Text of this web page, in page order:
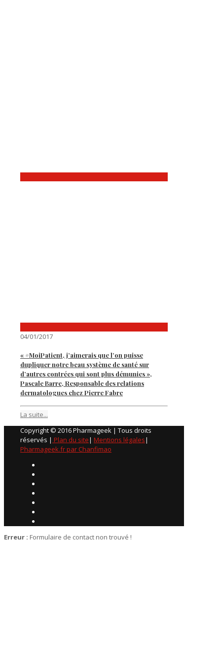
04/01/2017
« #MoiPatient, j’aimerais que l’on puisse
dupliquer notre beau système de santé sur
d’autres contrées qui sont plus démunies »,
Pascale Barre, Responsable des relations
dermatologues chez Pierre Fabre
La suite...
Copyright © 2016 Pharmageek | Tous droits
réservés | Plan du site| Mentions légales|
Pharmageek.fr par Chanfimao
Erreur : Formulaire de contact non trouvé !